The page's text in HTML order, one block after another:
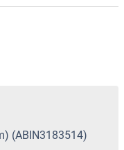
(ABIN3183514)